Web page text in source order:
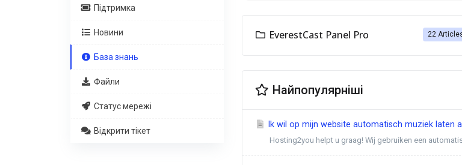
Підтримка
Новини
База знань
Файли
Статус мережі
Відкрити тікет
22
EverestCast Panel Pro
Найпопулярніші
Ik wil op mijn website automatisch muziek laten
Hosting2you helpt u graag! Wij gebruiken een